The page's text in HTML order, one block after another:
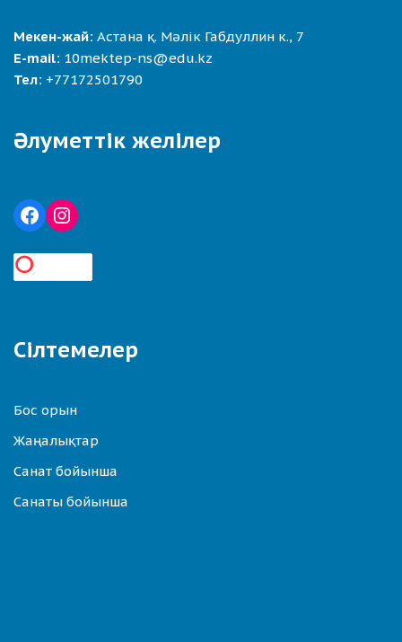
Мекен-жай: Астана қ. Мәлік Габдуллин к., 7
E-mail: 10mektep-ns@edu.kz
Тел: +77172501790
Әлуметтік желілер
Сілтемелер
Бос орын
Жаңалықтар
Санат бойынша
Санаты бойынша